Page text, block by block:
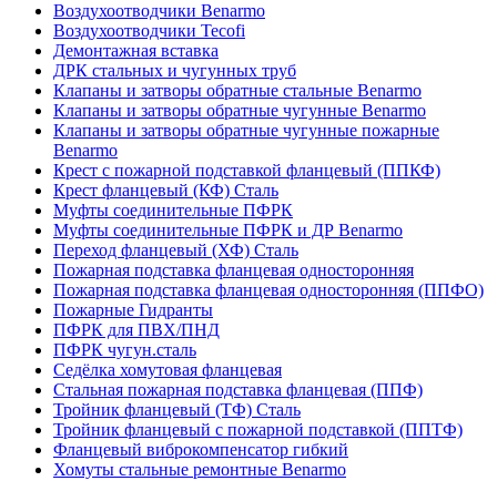
Воздухоотводчики Benarmo
Воздухоотводчики Tecofi
Демонтажная вставка
ДРК стальных и чугунных труб
Клапаны и затворы обратные стальные Benarmo
Клапаны и затворы обратные чугунные Benarmo
Клапаны и затворы обратные чугунные пожарные
Benarmo
Крест с пожарной подставкой фланцевый (ППКФ)
Крест фланцевый (КФ) Сталь
Муфты соединительные ПФРК
Муфты соединительные ПФРК и ДР Benarmo
Переход фланцевый (ХФ) Сталь
Пожарная подставка фланцевая односторонняя
Пожарная подставка фланцевая односторонняя (ППФО)
Пожарные Гидранты
ПФРК для ПВХ/ПНД
ПФРК чугун.сталь
Седёлка хомутовая фланцевая
Стальная пожарная подставка фланцевая (ППФ)
Тройник фланцевый (ТФ) Сталь
Тройник фланцевый с пожарной подставкой (ППТФ)
Фланцевый виброкомпенсатор гибкий
Хомуты стальные ремонтные Benarmo